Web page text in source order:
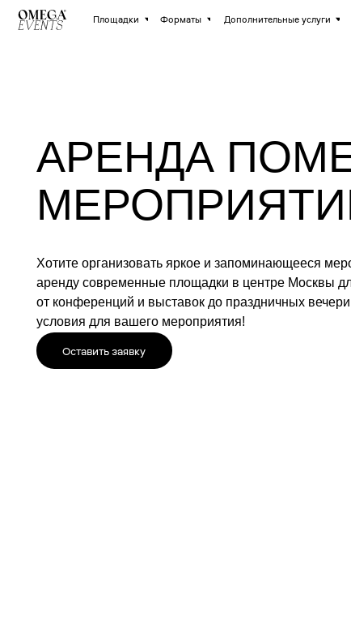
Дополнительные услуги
Форматы
Площадки
АРЕНДА
МЕРОПРИЯТИЙ
от конференций и выставок до праздничных вечеринок
условия для вашего мероприятия!
Оставить заявку